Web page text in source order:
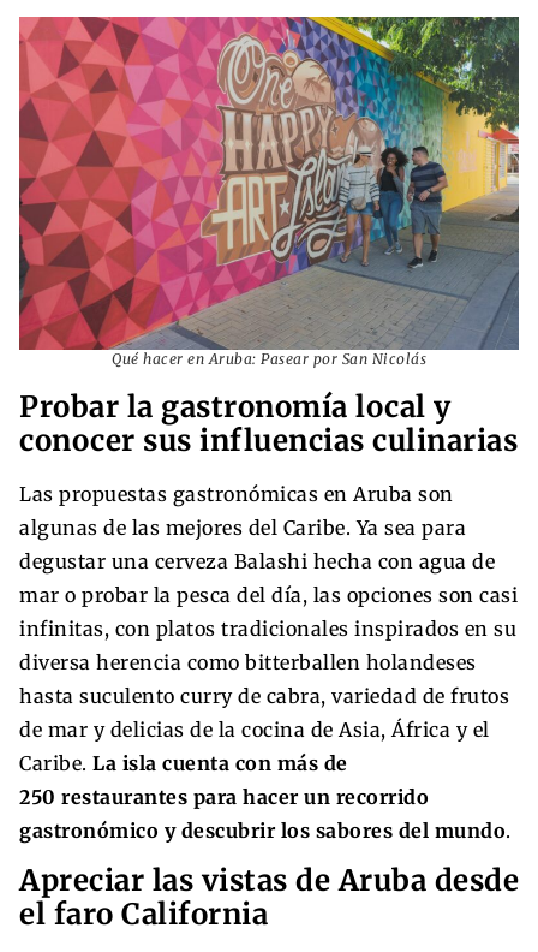
Qué hacer en Aruba: Pasear por San Nicolás
Probar la gastronomía local y
conocer sus influencias culinarias
Las propuestas gastronómicas en Aruba son
algunas de las mejores del Caribe. Ya sea para
degustar una cerveza Balashi hecha con agua de
mar o probar la pesca del día, las opciones son casi
infinitas, con platos tradicionales inspirados en su
diversa herencia como bitterballen holandeses
hasta suculento curry de cabra, variedad de frutos
de mar y delicias de la cocina de Asia, África y el
Caribe. La isla cuenta con más de
250 restaurantes para hacer un recorrido
gastronómico y descubrir los sabores del mundo.
Apreciar las vistas de Aruba desde
el faro California